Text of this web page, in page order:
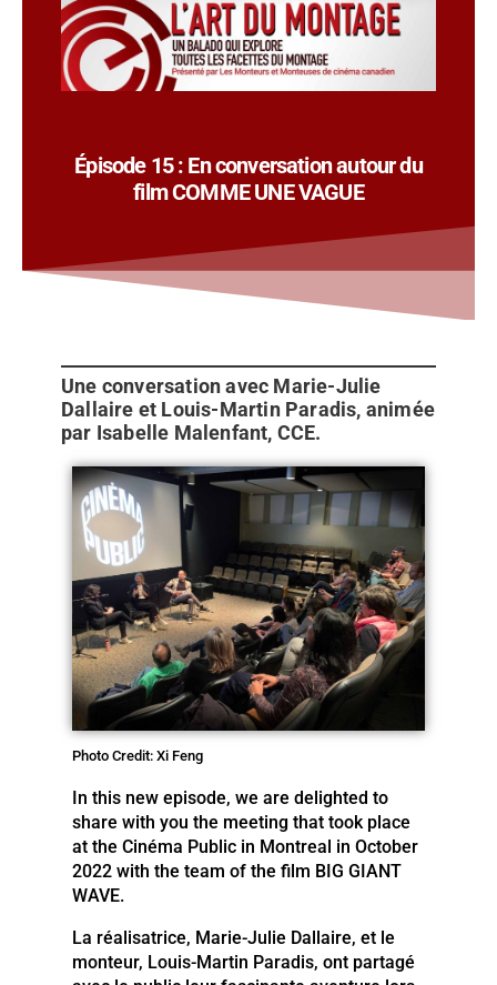
Épisode 15 : En conversation autour du
film COMME UNE VAGUE
Une conversation avec Marie-Julie
Dallaire et Louis-Martin Paradis, animée
par Isabelle Malenfant, CCE.
Photo Credit: Xi Feng
In this new episode, we are delighted to
share with you the meeting that took place
at the Cinéma Public in Montreal in October
2022 with the team of the film BIG GIANT
WAVE.
La réalisatrice, Marie-Julie Dallaire, et le
monteur, Louis-Martin Paradis, ont partagé